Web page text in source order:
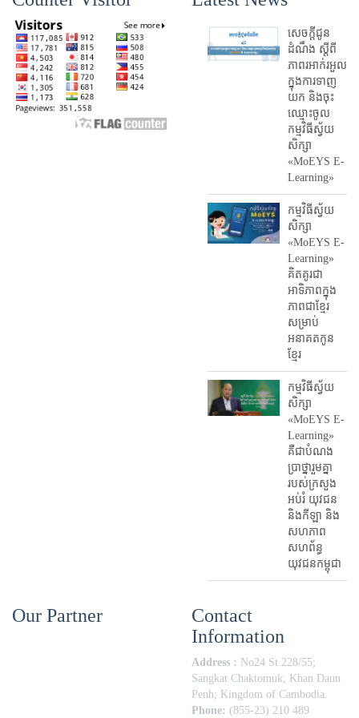
សេចក្តីជូន
ដំណឹង ស្តី​ពី
ភាព​រអាក់រអួល​
ក្នុងការ​ទាញ​
យក និង​ចុះ​
ឈ្មោះ​ចូល​
កម្មវិធី​ស្វ័យ
សិក្សា
«MoEYS E-
Learning»
កម្មវិធីស្វ័យ
សិក្សា
«MoEYS E-
Learning»
គិតគូរជា
អាទិភាពក្នុង
ភាពជាខ្មែរ
សម្រាប់
អនាគតកូន
ខ្មែរ
កម្មវិធីស្វ័យ
សិក្សា
«MoEYS E-
Learning»
គឺជាបំណង
ប្រាថ្នារួមគ្នា
របស់ក្រសួង
អប់រំ​ យុវជន
និងកីឡា និង
សហភាព
សហព័ន្ធ
យុវជនកម្ពុជា
Our Partner
Contact
Information
Address : No24 St.228/55;
Sangkat Chaktomuk; Khan Daun
Penh; Kingdom of Cambodia.
Phone: (855-23) 210 489